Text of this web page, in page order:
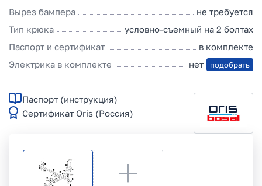
Вырез бампера
не требуется
Тип крюка
условно-съемный на 2 болтах
Паспорт и сертификат
в комплекте
Электрика в комплекте
нет подобрать
Паспорт (инструкция)
Сертификат Oris (Россия)